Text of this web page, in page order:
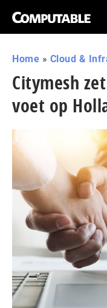
Home » Cloud &
Citymesh
voet op